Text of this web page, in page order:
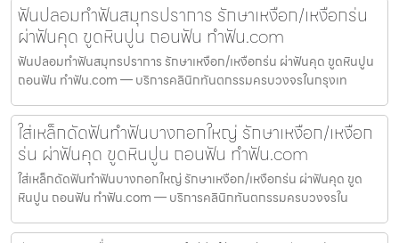
ฟันปลอมทำฟันสมุทรปราการ รักษาเหงือก/เหงือกร่น
ผ่าฟันคุด ขูดหินปูน ถอนฟัน ทำฟัน.com
ฟันปลอมทำฟันสมุทรปราการ รักษาเหงือก/เหงือกร่น ผ่าฟันคุด ขูดหินปูน
ถอนฟัน ทำฟัน.com — บริการคลินิกทันตกรรมครบวงจรในกรุงเท
ใส่เหล็กดัดฟันทำฟันบางกอกใหญ่ รักษาเหงือก/เหงือก
ร่น ผ่าฟันคุด ขูดหินปูน ถอนฟัน ทำฟัน.com
ใส่เหล็กดัดฟันทำฟันบางกอกใหญ่ รักษาเหงือก/เหงือกร่น ผ่าฟันคุด ขูด
หินปูน ถอนฟัน ทำฟัน.com — บริการคลินิกทันตกรรมครบวงจรใน